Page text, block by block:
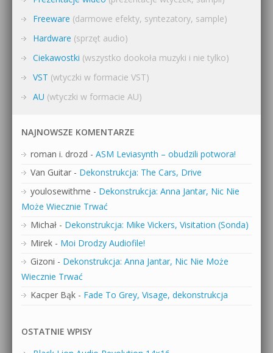
Freeware (darmowe efekty, syntezatory, sample)
Hardware (sprzęt audio)
Ciekawostki (wszystko dookoła muzyki i nie tylko)
VST (wtyczki w formacie VST)
AU (wtyczki w formacie AU)
NAJNOWSZE KOMENTARZE
roman i. drozd - ASM Leviasynth – obudzili potwora!
Van Guitar - Dekonstrukcja: The Cars, Drive
youlosewithme - Dekonstrukcja: Anna Jantar, Nic Nie
Może Wiecznie Trwać
Michał - Dekonstrukcja: Mike Vickers, Visitation (Sonda)
Mirek - Moi Drodzy Audiofile!
Gizoni - Dekonstrukcja: Anna Jantar, Nic Nie Może
Wiecznie Trwać
Kacper Bąk - Fade To Grey, Visage, dekonstrukcja
OSTATNIE WPISY